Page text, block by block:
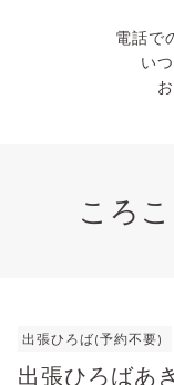
電話で
い
ころ
出張ひろば(予約不要)
出張ひろばあ